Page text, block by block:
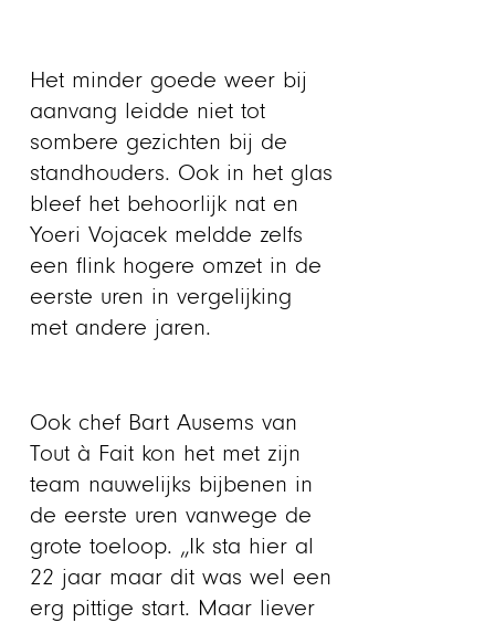
Het minder goede weer bij
aanvang leidde niet tot
sombere gezichten bij de
standhouders. Ook in het glas
bleef het behoorlijk nat en
Yoeri Vojacek meldde zelfs
een flink hogere omzet in de
eerste uren in vergelijking
met andere jaren.
Ook chef Bart Ausems van
Tout à Fait kon het met zijn
team nauwelijks bijbenen in
de eerste uren vanwege de
grote toeloop. „Ik sta hier al
22 jaar maar dit was wel een
erg pittige start. Maar liever